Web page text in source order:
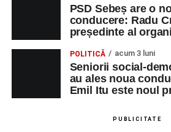
PSD Sebeș are o
conducere: Radu
președinte al
POLITICĂ acum 3 luni
Seniorii social-
au ales noua
Emil Itu este noul
PUBLICITATE